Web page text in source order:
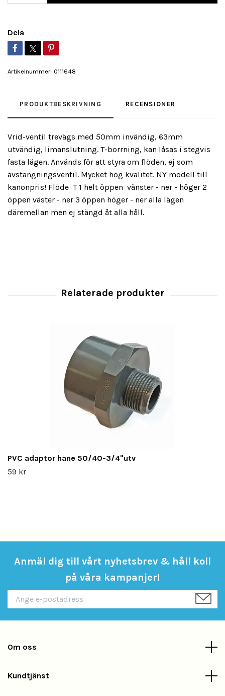
Dela
Artikelnummer: 0111648
PRODUKTBESKRIVNING RECENSIONER
Vrid-ventil trevägs med 50mm invändig, 63mm
utvändig, limanslutning. T-borrning, kan låsas i stegvis
fasta lägen. Används för att styra om flöden, ej som
avstängningsventil. Mycket hög kvalitet. NY modell till
kanonpris! Flöde T 1 helt öppen vänster - ner - höger 2
öppen väster - ner 3 öppen höger - ner alla lägen
däremellan men ej stängd åt alla håll.
PVC adaptor hane 50/40-3/4"utv
59 kr
Anmäl dig till vårt nyhetsbrev & håll koll
på våra kampanjer!
Om oss
Kundtjänst